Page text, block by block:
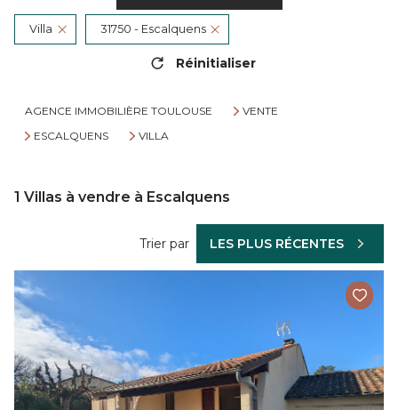
Villa 31750 - Escalquens
Réinitialiser
AGENCE IMMOBILIÈRE TOULOUSE
VENTE
ESCALQUENS
VILLA
1 Villas à vendre à Escalquens
Trier par LES PLUS RÉCENTES